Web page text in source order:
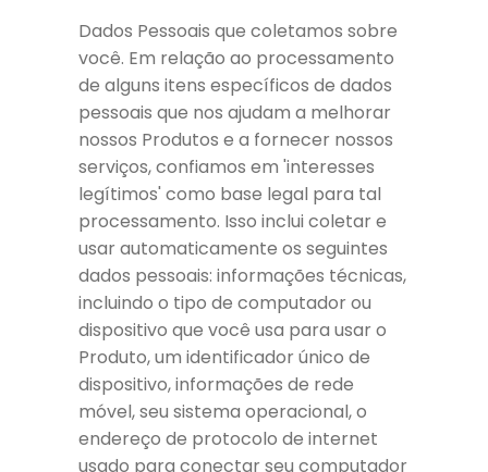
Dados Pessoais que coletamos sobre
você. Em relação ao processamento
de alguns itens específicos de dados
pessoais que nos ajudam a melhorar
nossos Produtos e a fornecer nossos
serviços, confiamos em 'interesses
legítimos' como base legal para tal
processamento. Isso inclui coletar e
usar automaticamente os seguintes
dados pessoais: informações técnicas,
incluindo o tipo de computador ou
dispositivo que você usa para usar o
Produto, um identificador único de
dispositivo, informações de rede
móvel, seu sistema operacional, o
endereço de protocolo de internet
usado para conectar seu computador